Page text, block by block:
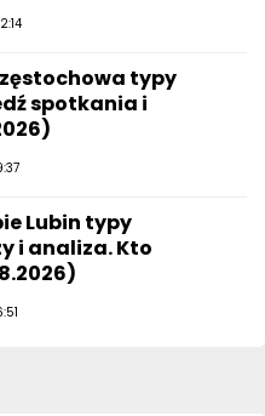
typy
spotkania i
Lubin typy
i analiza. Kto